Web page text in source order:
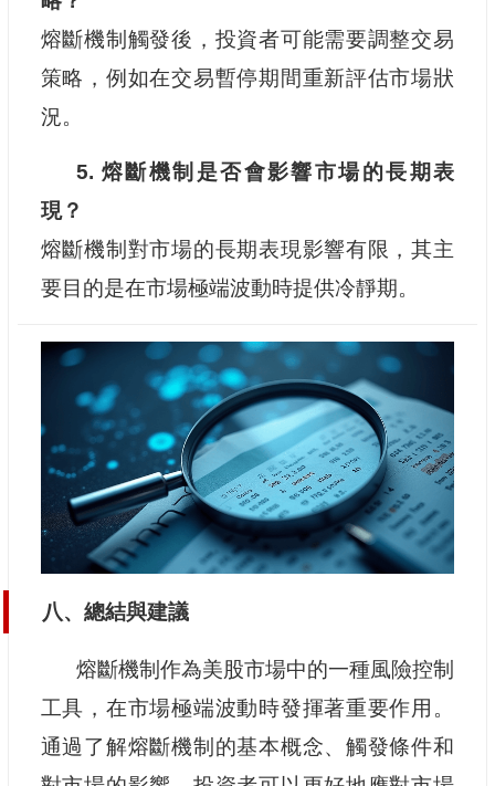
熔斷機制觸發後，投資者可能需要調整交易
策略，例如在交易暫停期間重新評估市場狀
況。
5. 熔斷機制是否會影響市場的長期表
現？
熔斷機制對市場的長期表現影響有限，其主
要目的是在市場極端波動時提供冷靜期。
八、總結與建議
熔斷機制作為美股市場中的一種風險控制
工具，在市場極端波動時發揮著重要作用。
通過了解熔斷機制的基本概念、觸發條件和